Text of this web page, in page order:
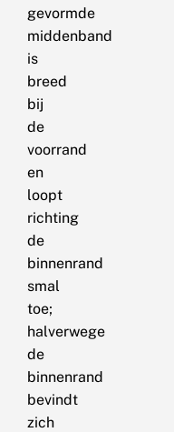
gevormde
middenband
is
breed
bij
de
voorrand
en
loopt
richting
de
binnenrand
smal
toe;
halverwege
de
binnenrand
bevindt
zich